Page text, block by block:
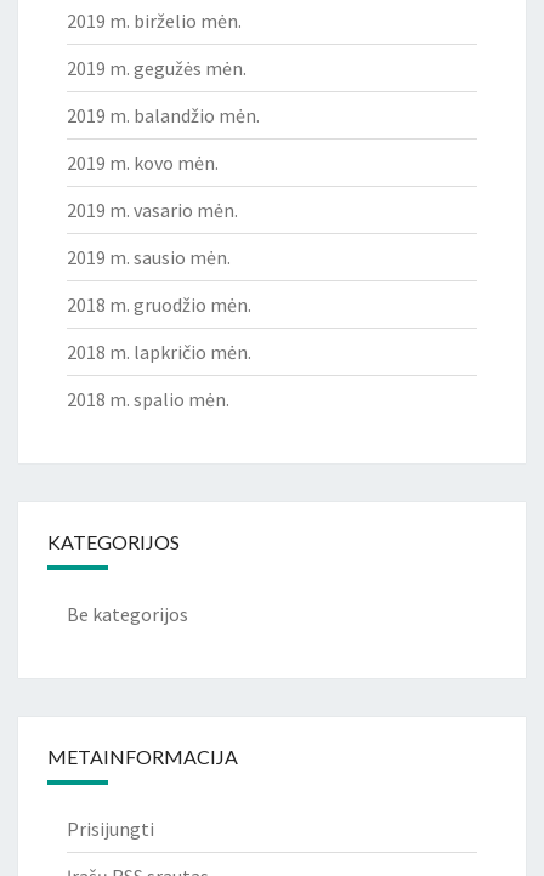
2019 m. birželio mėn.
2019 m. gegužės mėn.
2019 m. balandžio mėn.
2019 m. kovo mėn.
2019 m. vasario mėn.
2019 m. sausio mėn.
2018 m. gruodžio mėn.
2018 m. lapkričio mėn.
2018 m. spalio mėn.
KATEGORIJOS
Be kategorijos
METAINFORMACIJA
Prisijungti